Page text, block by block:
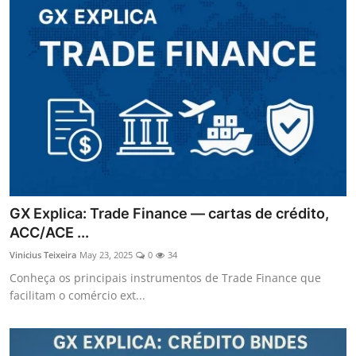
GX Explica: Trade Finance — cartas de crédito,
ACC/ACE ...
Vinicius Teixeira May 23, 2025 0 34
Conheça os principais instrumentos de Trade Finance que
facilitam o comércio ext...